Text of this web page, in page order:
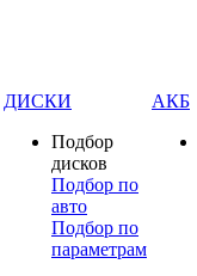
ДИСКИ
Подбор
дисков
Подбор по
авто
Подбор по
параметрам
АКБ